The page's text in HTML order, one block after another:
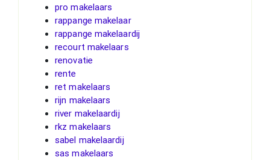
pro makelaars
rappange makelaar
rappange makelaardij
recourt makelaars
renovatie
rente
ret makelaars
rijn makelaars
river makelaardij
rkz makelaars
sabel makelaardij
sas makelaars